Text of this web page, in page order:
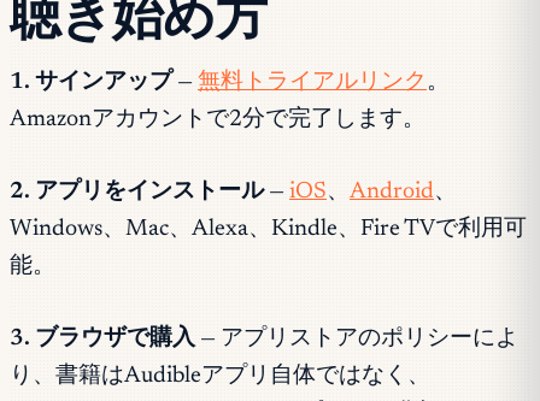
聴き始め方
1. サインアップ — 無料トライアルリンク 。
Amazonアカウントで2分で完了します。
2. アプリをインストール— iOS、 Android、
Windows、Mac、Alexa、Kindle、Fire TVで利用可
能。
3. ブラウザで購入— アプリストアのポリシーによ
り、書籍はAudibleアプリ自体ではなく、